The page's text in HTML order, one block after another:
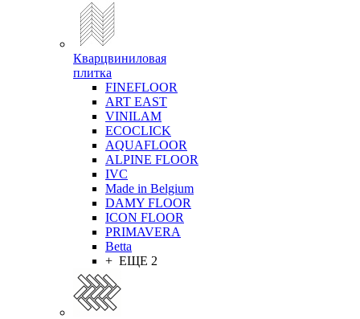
Кварцвиниловая
плитка
FINEFLOOR
ART EAST
VINILAM
ECOCLICK
AQUAFLOOR
ALPINE FLOOR
IVC
Made in Belgium
DAMY FLOOR
ICON FLOOR
PRIMAVERA
Betta
+ ЕЩЕ 2